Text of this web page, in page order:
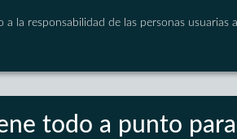
a la responsabilidad de las personas
todo a punto para